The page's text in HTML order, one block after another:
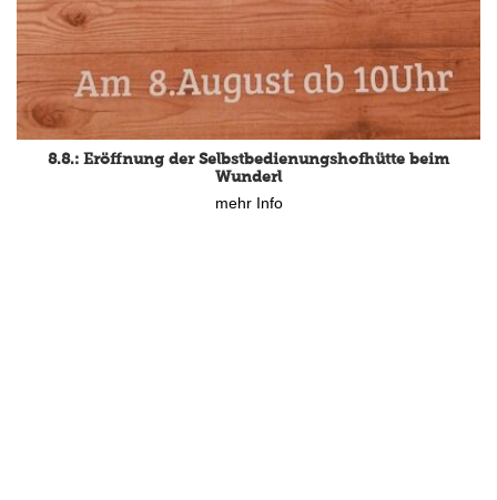
8.8.: Eröffnung der Selbstbedienungshofhütte beim
Wunderl
mehr Info